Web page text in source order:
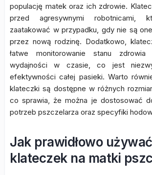
populację matek oraz ich zdrowie.
przed agresywnymi robotnicami,
zaatakować w przypadku, gdy nie są
przez nową rodzinę. Dodatkowo,
łatwe monitorowanie stanu
wydajności w czasie, co jest
efektywności całej pasieki. Warto
klateczki są dostępne w różnych
co sprawia, że można je dostosować
potrzeb pszczelarza oraz specyfiki
Jak prawidłowo używać
klateczek na matki